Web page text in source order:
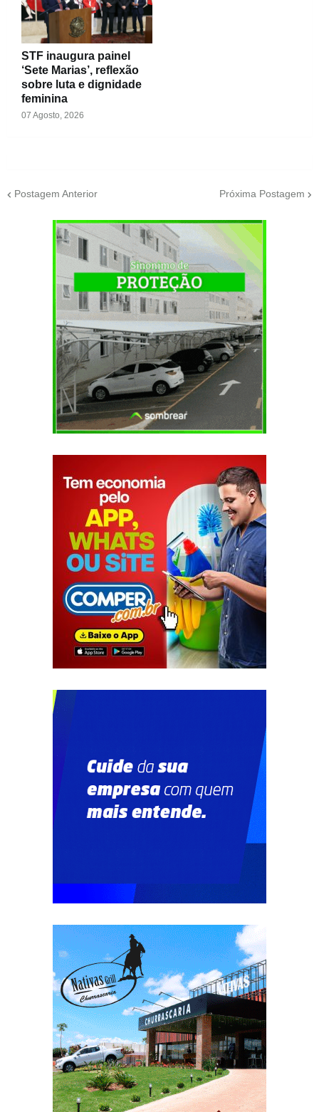
STF inaugura painel
‘Sete Marias’, reflexão
sobre luta e dignidade
feminina
07 Agosto, 2026
Postagem Anterior Próxima Postagem